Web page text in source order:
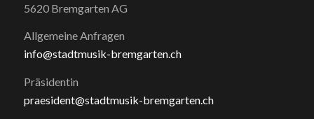
5620 Bremgarten AG
Allgemeine Anfragen
info@stadtmusik-bremgarten.ch
Präsidentin
praesident@stadtmusik-bremgarten.ch